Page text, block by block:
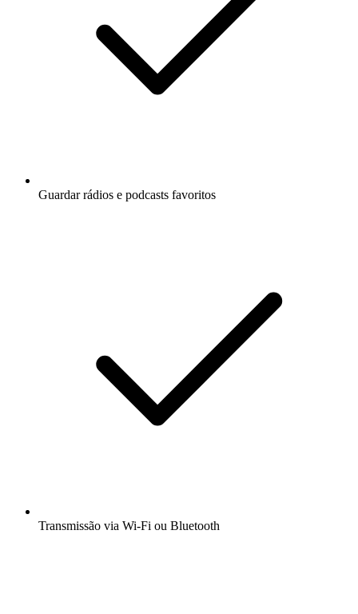
Guardar rádios e podcasts favoritos
Transmissão via Wi-Fi ou Bluetooth